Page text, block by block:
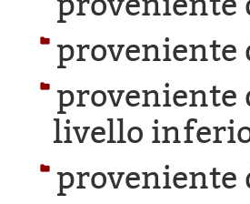
proveniente
proveniente
livello
proveniente